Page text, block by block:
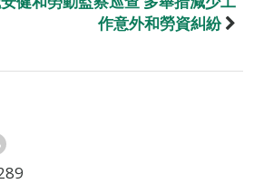
作意外和勞資糾紛